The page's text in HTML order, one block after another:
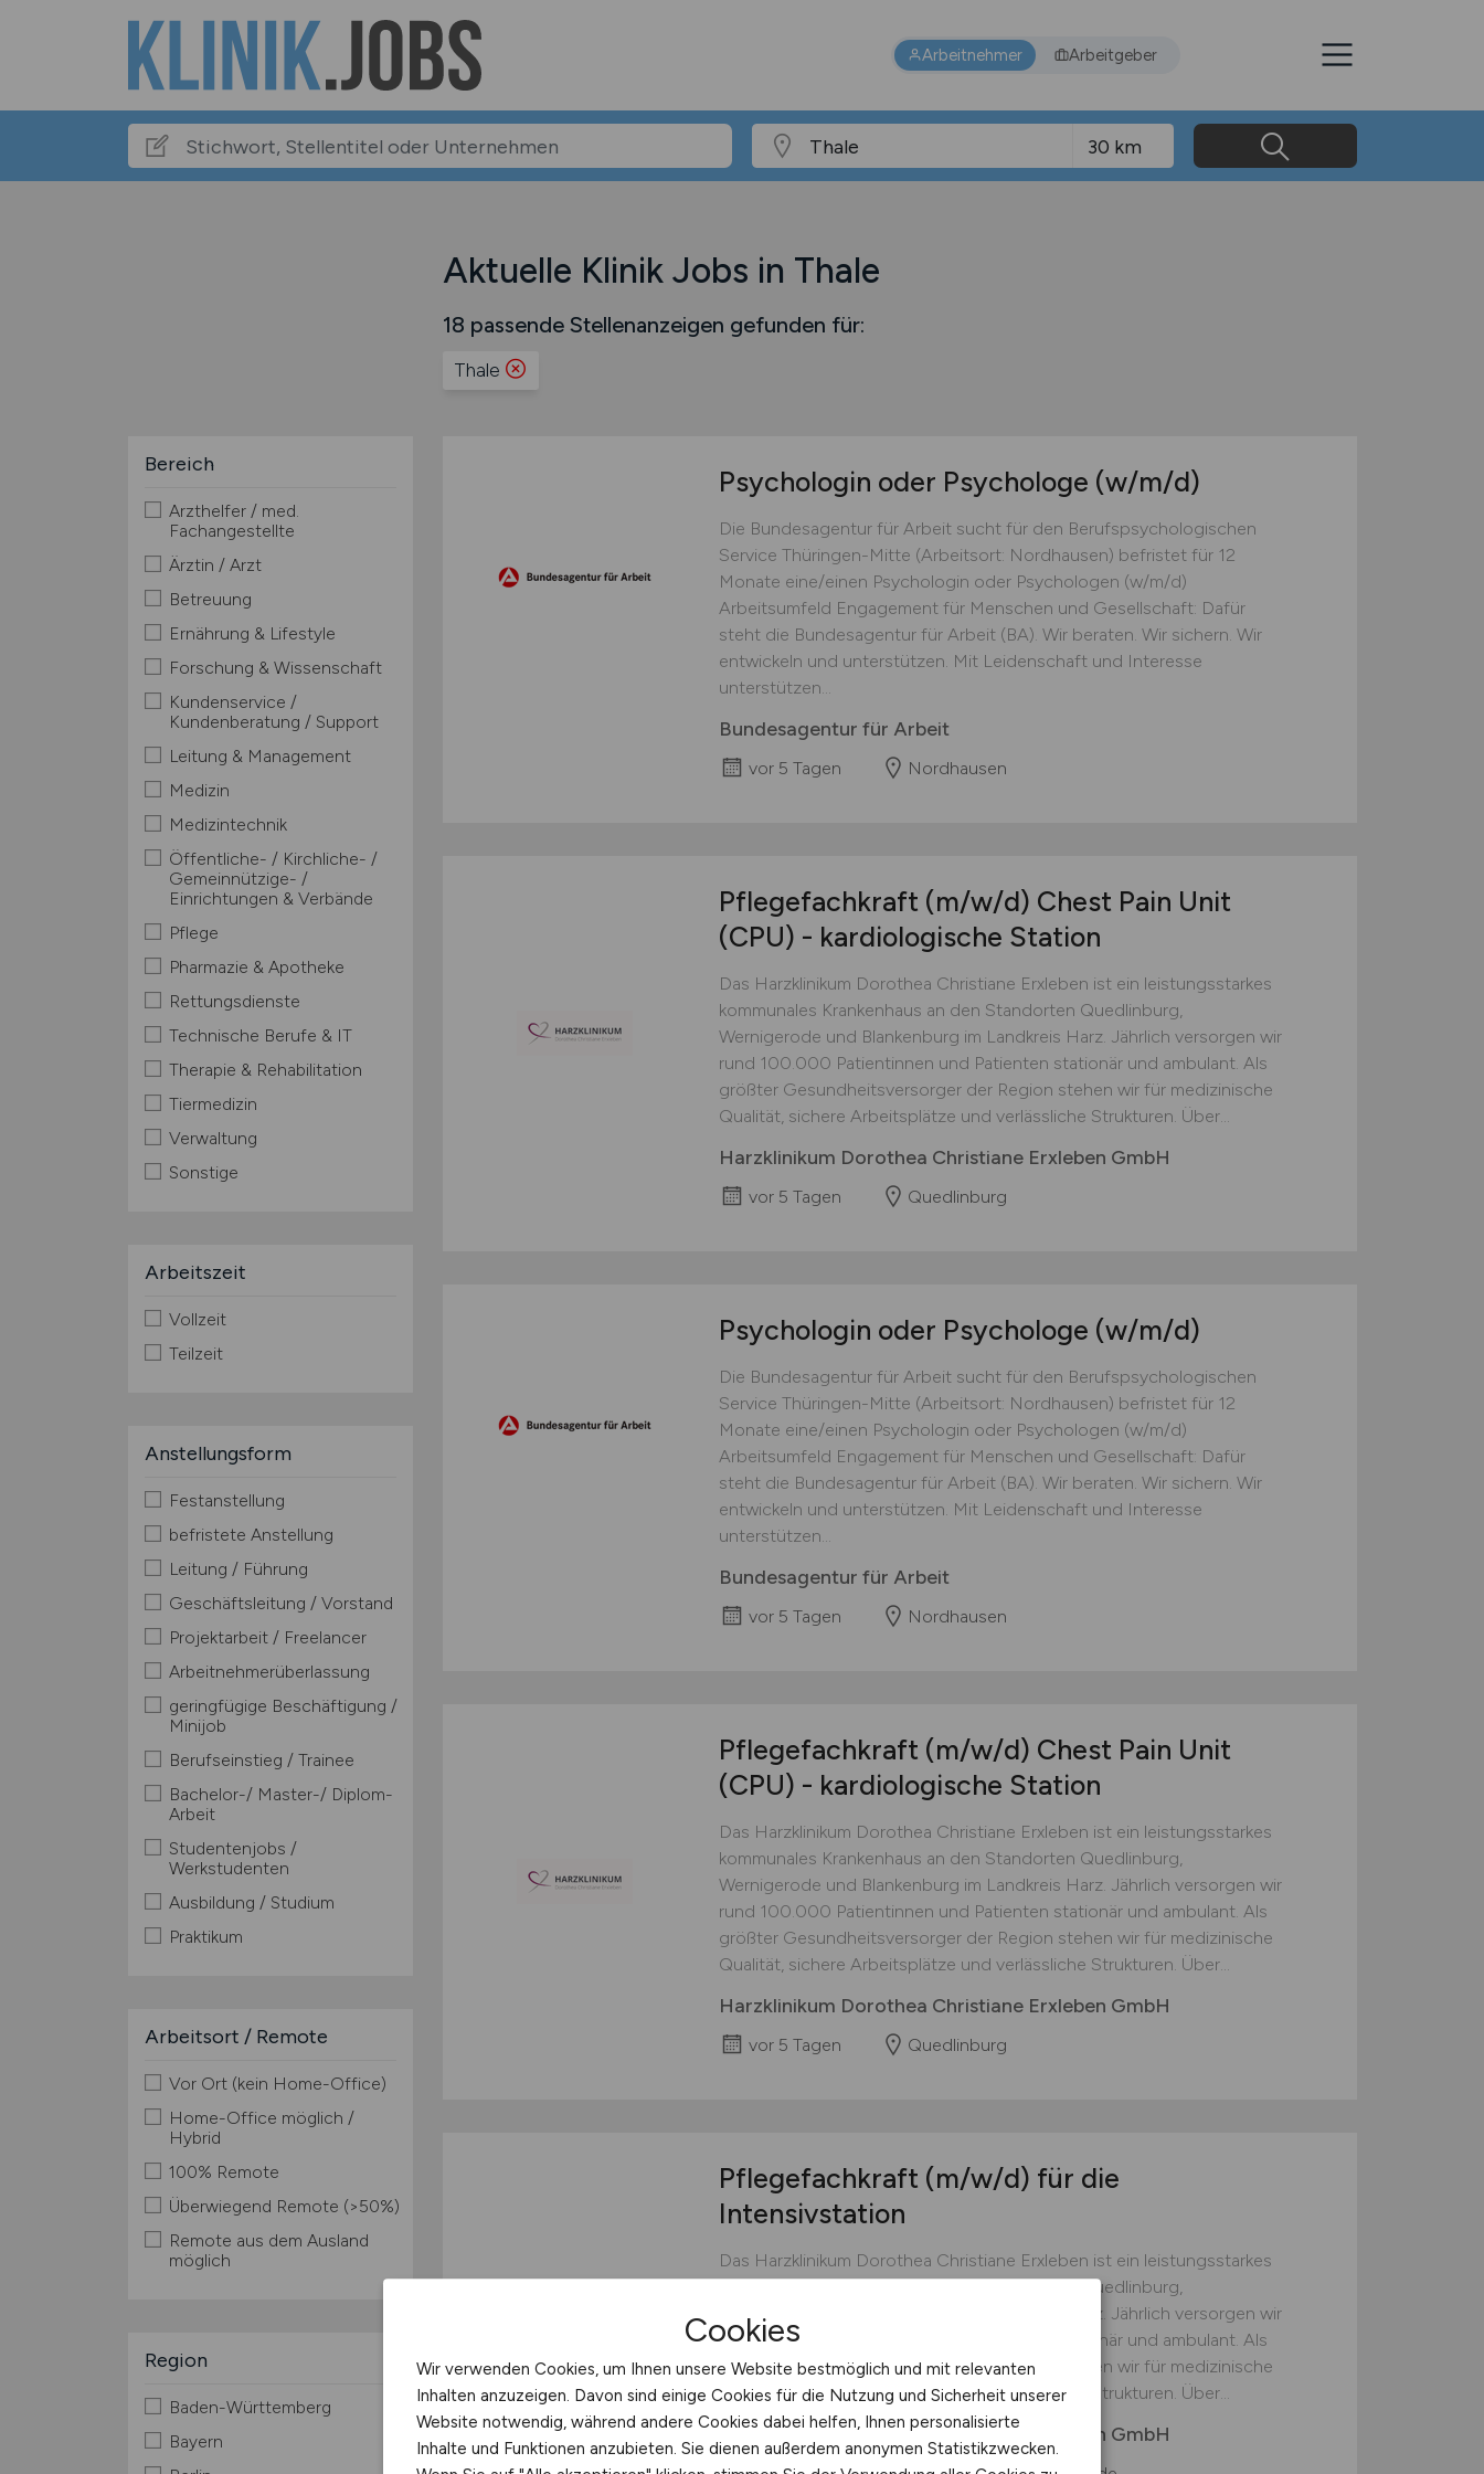
Arbeitnehmer Arbeitgeber
Aktuelle Klinik Jobs in Thale
18 passende Stellenanzeigen gefunden für:
Thale
Bereich
Arzthelfer / med.
Fachangestellte
Ärztin / Arzt
Betreuung
Ernährung & Lifestyle
Forschung & Wissenschaft
Kundenservice /
Kundenberatung / Support
Leitung & Management
Medizin
Medizintechnik
Öffentliche- / Kirchliche- /
Gemeinnützige- /
Einrichtungen & Verbände
Pflege
Pharmazie & Apotheke
Rettungsdienste
Technische Berufe & IT
Therapie & Rehabilitation
Tiermedizin
Verwaltung
Sonstige
Arbeitszeit
Vollzeit
Teilzeit
Anstellungsform
Festanstellung
befristete Anstellung
Leitung / Führung
Geschäftsleitung / Vorstand
Projektarbeit / Freelancer
Arbeitnehmerüberlassung
geringfügige Beschäftigung /
Minijob
Berufseinstieg / Trainee
Bachelor-/ Master-/ Diplom-
Arbeit
Studentenjobs /
Werkstudenten
Ausbildung / Studium
Praktikum
Arbeitsort / Remote
Vor Ort (kein Home-Office)
Home-Office möglich /
Hybrid
100% Remote
Überwiegend Remote (>50%)
Remote aus dem Ausland
möglich
Region
Baden-Württemberg
Bayern
Psychologin oder Psychologe (w/m/d)
Die Bundesagentur für Arbeit sucht für den Berufspsychologischen
Service Thüringen-Mitte (Arbeitsort: Nordhausen) befristet für 12
Monate eine/einen Psychologin oder Psychologen (w/m/d)
Arbeitsumfeld Engagement für Menschen und Gesell­schaft: Dafür
steht die Bundes­agentur für Arbeit (BA). Wir beraten. Wir sichern. Wir
entwickeln und unterstützen. Mit Leidenschaft und Interesse
unterstützen...
Bundesagentur für Arbeit
vor 5 Tagen Nordhausen
Pflegefachkraft (m/w/d) Chest Pain Unit
(CPU) - kardiologische Station
Das Harzklinikum Dorothea Christiane Erxleben ist ein leistungsstarkes
kommunales Krankenhaus an den Standorten Quedlinburg,
Wernigerode und Blankenburg im Landkreis Harz. Jährlich versorgen wir
rund 100.000 Patientinnen und Patienten stationär und ambulant. Als
größter Gesundheitsversorger der Region stehen wir für medizinische
Qualität, sichere Arbeitsplätze und verlässliche Strukturen. Über...
Harzklinikum Dorothea Christiane Erxleben GmbH
vor 5 Tagen Quedlinburg
Psychologin oder Psychologe (w/m/d)
Die Bundesagentur für Arbeit sucht für den Berufspsychologischen
Service Thüringen-Mitte (Arbeitsort: Nordhausen) befristet für 12
Monate eine/einen Psychologin oder Psychologen (w/m/d)
Arbeitsumfeld Engagement für Menschen und Gesell­schaft: Dafür
steht die Bundes­agentur für Arbeit (BA). Wir beraten. Wir sichern. Wir
entwickeln und unterstützen. Mit Leidenschaft und Interesse
unterstützen...
Bundesagentur für Arbeit
vor 5 Tagen Nordhausen
Pflegefachkraft (m/w/d) Chest Pain Unit
(CPU) - kardiologische Station
Das Harzklinikum Dorothea Christiane Erxleben ist ein leistungsstarkes
kommunales Krankenhaus an den Standorten Quedlinburg,
Wernigerode und Blankenburg im Landkreis Harz. Jährlich versorgen wir
rund 100.000 Patientinnen und Patienten stationär und ambulant. Als
größter Gesundheitsversorger der Region stehen wir für medizinische
Qualität, sichere Arbeitsplätze und verlässliche Strukturen. Über...
Harzklinikum Dorothea Christiane Erxleben GmbH
vor 5 Tagen Quedlinburg
Pflegefachkraft (m/w/d) für die
Intensivstation
Das Harzklinikum Dorothea Christiane Erxleben ist ein leistungsstarkes
kommunales Krankenhaus an den Standorten Quedlinburg,
Wernigerode und Blankenburg im Landkreis Harz. Jährlich versorgen wir
rund 100.000 Patientinnen und Patienten stationär und ambulant. Als
größter Gesundheitsversorger der Region stehen wir für medizinische
Qualität, sichere Arbeitsplätze und verlässliche Strukturen. Über...
Harzklinikum Dorothea Christiane Erxleben GmbH
Cookies
Wir verwenden Cookies, um Ihnen unsere Website bestmöglich und mit relevanten
Inhalten anzuzeigen. Davon sind einige Cookies für die Nutzung und Sicherheit unserer
Website notwendig, während andere Cookies dabei helfen, Ihnen personalisierte
Inhalte und Funktionen anzubieten. Sie dienen außerdem anonymen Statistikzwecken.